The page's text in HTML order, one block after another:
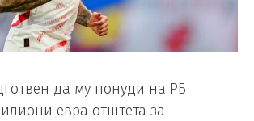
да му понуди на РБ
евра отштета за